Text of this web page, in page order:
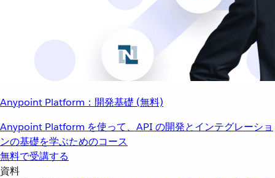
Anypoint Platform：開発基礎 (無料)
Anypoint Platform を使って、API の開発とインテグレーショ
ンの基礎を学ぶためのコース
無料で受講する
資料